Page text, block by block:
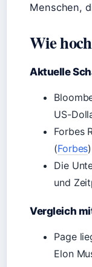
Menschen,
Wie
Aktuelle
US-
Forbes
(Forbes
Die
und
Vergleich
Page
Elon